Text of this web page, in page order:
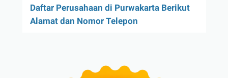
Daftar Perusahaan di Purwakarta Berikut
Alamat dan Nomor Telepon